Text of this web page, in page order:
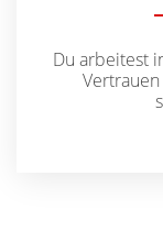
Du arbeitest